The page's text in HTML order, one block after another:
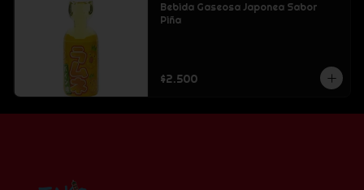
Bebida Gaseosa Japonea Sabor
Piña
$2.500